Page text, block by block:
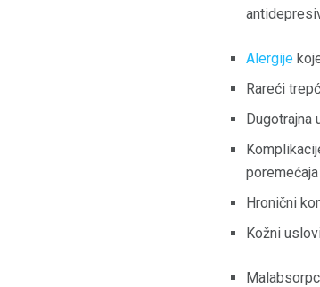
Alergije
Rareći
Dugotrajna
poremećaja
Hronični
Kožni